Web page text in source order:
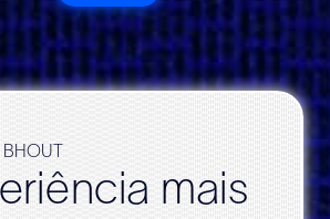
mais